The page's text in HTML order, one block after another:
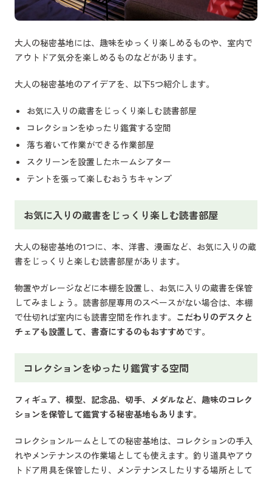
大人の秘密基地には、趣味をゆっくり楽しめるものや、室内で
アウトドア気分を楽しめるものなどがあります。
大人の秘密基地のアイデアを、以下5つ紹介します。
お気に入りの蔵書をじっくり楽しむ読書部屋
コレクションをゆったり鑑賞する空間
落ち着いて作業ができる作業部屋
スクリーンを設置したホームシアター
テントを張って楽しむおうちキャンプ
お気に入りの蔵書をじっくり楽しむ読書部屋
大人の秘密基地の1つに、本、洋書、漫画など、お気に入りの蔵
書をじっくりと楽しむ読書部屋があります。
物置やガレージなどに本棚を設置し、お気に入りの蔵書を保管
してみましょう。読書部屋専用のスペースがない場合は、本棚
で仕切れば室内にも読書空間を作れます。 こだわりのデスクと
チェアも設置して、書斎にするのもおすすめです。
コレクションをゆったり鑑賞する空間
フィギュア、模型、記念品、切手、メダルなど、趣味のコレク
ションを保管して鑑賞する秘密基地もあります。
コレクションルームとしての秘密基地は、コレクションの手入
れやメンテナンスの作業場としても使えます。釣り道具やアウ
トドア用具を保管したり、メンテナンスしたりする場所として